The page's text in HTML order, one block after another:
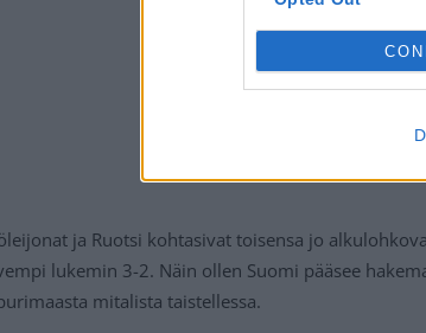
ja Ruotsi kohtasivat toisensa jo
lukemin 3-2. Näin ollen Suomi pääsee
mitalista taistellessa.